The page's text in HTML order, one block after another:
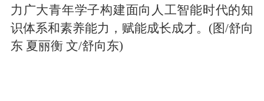
力 广大青年学子构建面向 人工智能时代的知
识体系和素养能力 ，赋能成长成才。(图/舒向
东 夏丽衡 文/舒向东)